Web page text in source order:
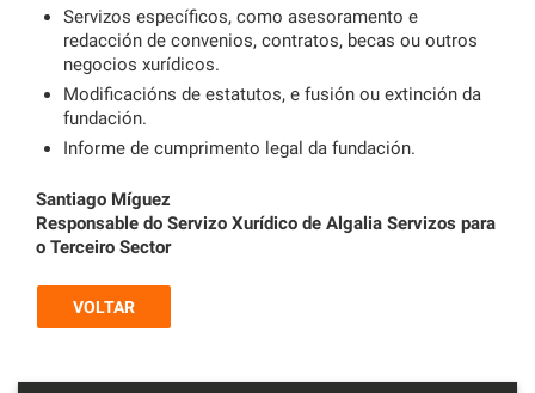
Servizos específicos, como asesoramento e
redacción de convenios, contratos, becas ou outros
negocios xurídicos.
Modificacións de estatutos, e fusión ou extinción da
fundación.
Informe de cumprimento legal da fundación.
Santiago Míguez
Responsable do Servizo Xurídico de Algalia Servizos para
o Terceiro Sector
VOLTAR